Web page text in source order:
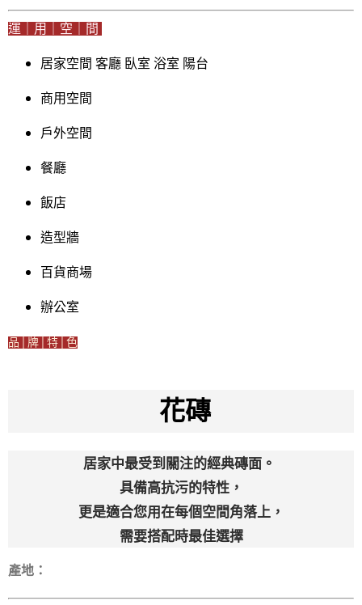
運｜用｜空｜間
居家空間 客廳 臥室 浴室 陽台
商用空間
戶外空間
餐廳
飯店
造型牆
百貨商場
辦公室
品│牌│特│色
花磚
居家中最受到關注的經典磚面。
具備高抗污的特性，
更是適合您用在每個空間角落上，
需要搭配時最佳選擇
產地：